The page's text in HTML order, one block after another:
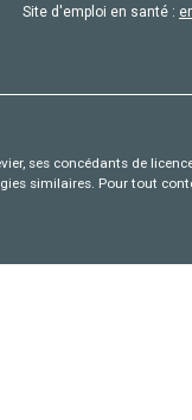
Site d'emploi en santé :
ses concédants de
similaires. Pour tout